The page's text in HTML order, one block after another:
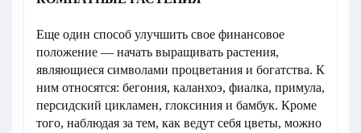
Еще один способ улучшить свое финансовое
положение — начать выращивать растения,
являющиеся символами процветания и богатства. К
ним относятся: бегония, каланхоэ, фиалка, примула,
персидский цикламен, глоксиния и бамбук. Кроме
того, наблюдая за тем, как ведут себя цветы, можно